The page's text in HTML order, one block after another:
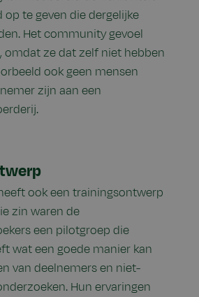
op te geven die dergelijke
Het community gevoel
omdat ze dat zelf niet hebben
ook geen mensen
zijn aan een
ook een trainingsontwerp
zin waren de
een pilotgroep die
wat een goede manier kan
van deelnemers en niet-
Hun ervaringen